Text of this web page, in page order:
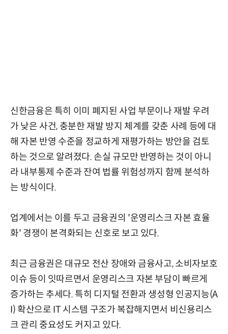
신한금융은 특히 이미 폐지된 사업 부문이나 재발 우려
가 낮은 사건, 충분한 재발 방지 체계를 갖춘 사례 등에 대
해 자본 반영 수준을 정교하게 재평가하는 방안을 검토
하는 것으로 알려졌다. 손실 규모만 반영하는 것이 아니
라 내부통제 수준과 잔여 법률 위험성까지 함께 분석하
는 방식이다.
업계에서는 이를 두고 금융권의 '운영리스크 자본 효율
화' 경쟁이 본격화되는 신호로 보고 있다.
최근 금융권은 대규모 전산 장애와 금융사고, 소비자보호
이슈 등이 잇따르면서 운영리스크 자본 부담이 빠르게
증가하는 추세다. 특히 디지털 전환과 생성형 인공지능(A
I) 확산으로 IT 시스템 구조가 복잡해지면서 비신용리스
크 관리 중요성도 커지고 있다.